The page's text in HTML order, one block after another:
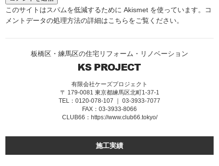
このサイトはスパムを低減するために Akismet を使っています。
コ
メントデータの処理方法の詳細はこちらをご覧ください。
板橋区・練馬区の住宅リフォーム・リノベーション
有限会社ケーズプロジェクト
〒 179-0081 東京都練馬区北町1-37-1
TEL：0120-078-107 ｜ 03-3933-7077
FAX：03-3933-8066
CLUB66： https://www.club66.tokyo/
施工実績